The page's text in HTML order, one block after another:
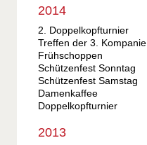
2014
2. Doppelkopfturnier
Treffen der 3. Kompanie
Frühschoppen
Schützenfest Sonntag
Schützenfest Samstag
Damenkaffee
Doppelkopfturnier
2013